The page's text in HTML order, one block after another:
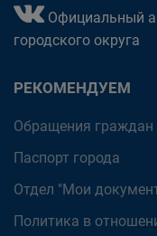
Официальный
городского округа
РЕКОМЕНДУЕМ
Обращения граждан
Паспорт города
Отдел "Мои
Политика в